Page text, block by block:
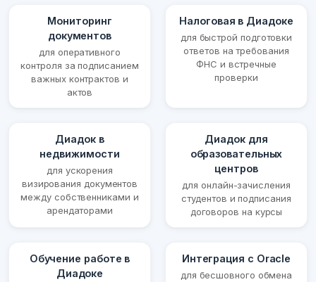
Мониторинг
документов
для оперативного
контроля за подписанием
важных контрактов и
актов
Налоговая в Диадоке
для быстрой подготовки
ответов на требования
ФНС и встречные
проверки
Диадок в
недвижимости
для ускорения
визирования документов
между собственниками и
арендаторами
Диадок для
образовательных
центров
для онлайн-зачисления
студентов и подписания
договоров на курсы
Обучение работе в
Диадоке
Интеграция с Oracle
для бесшовного обмена